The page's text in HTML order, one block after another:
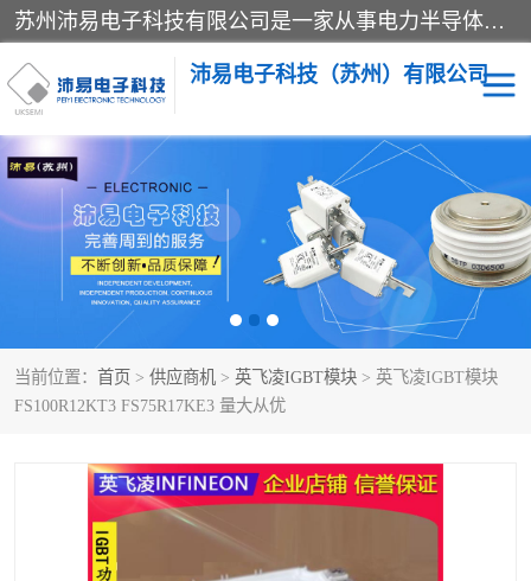
苏州沛易电子科技有限公司是一家从事电力半导体器件和电子元器件的专业代理及分销商，产品包括：IGBT模块、IPM模块、PIM模块、二极管、三极管、可控硅、整流桥、IGBT单管、IGBT电路驱动板、GTR达林顿模块、快恢复二极管、肖特基二极管、熔断器、IC集成电路、快速熔断器等。
沛易电子科技（苏州）有限公司
当前位置： 首页 > 供应商机 > 英飞凌IGBT模块 > 英飞凌IGBT模块
FS100R12KT3 FS75R17KE3 量大从优
西门康 英飞凌
快恢复二极管 英飞凌IGBT模块
英飞凌可控硅模块 IXYS艾赛斯可控硅
SEMIKRON西门康IGBT SEMIKRON西门康可控硅
器
MOS管场效应管 晶闸管